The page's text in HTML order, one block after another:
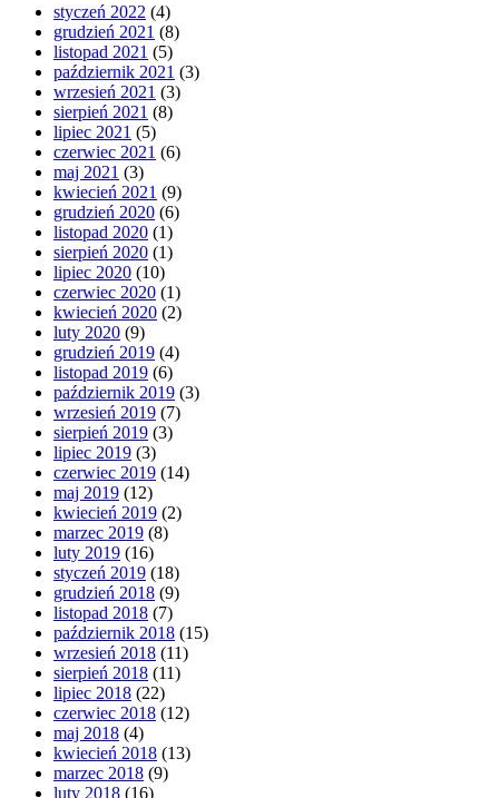
styczeń 2022 (4)
grudzień 2021 (8)
listopad 2021 (5)
październik 2021 (3)
wrzesień 2021 (3)
sierpień 2021 (8)
lipiec 2021 (5)
czerwiec 2021 (6)
maj 2021 (3)
kwiecień 2021 (9)
grudzień 2020 (6)
listopad 2020 (1)
sierpień 2020 (1)
lipiec 2020 (10)
czerwiec 2020 (1)
kwiecień 2020 (2)
luty 2020 (9)
grudzień 2019 (4)
listopad 2019 (6)
październik 2019 (3)
wrzesień 2019 (7)
sierpień 2019 (3)
lipiec 2019 (3)
czerwiec 2019 (14)
maj 2019 (12)
kwiecień 2019 (2)
marzec 2019 (8)
luty 2019 (16)
styczeń 2019 (18)
grudzień 2018 (9)
listopad 2018 (7)
październik 2018 (15)
wrzesień 2018 (11)
sierpień 2018 (11)
lipiec 2018 (22)
czerwiec 2018 (12)
maj 2018 (4)
kwiecień 2018 (13)
marzec 2018 (9)
luty 2018 (16)